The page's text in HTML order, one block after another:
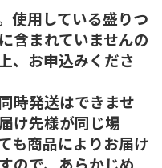
使用している盛りつ
含まれていませんの
、お申込みくださ
時発送はできませ
け先様が同じ場
も商品によりお届け
ので、あらかじめ